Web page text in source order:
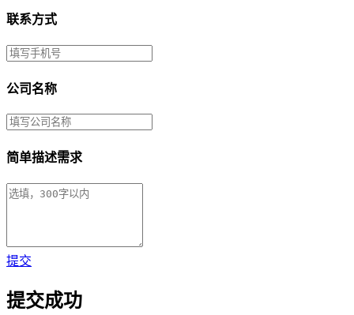
联系方式
公司名称
简单描述需求
提交
提交成功